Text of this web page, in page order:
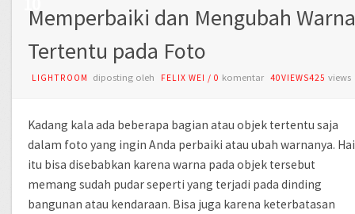
Memperbaiki dan Mengubah Warna
Tertentu pada Foto
LIGHTROOM diposting oleh FELIX WEI / 0 komentar 40VIEWS425 views
Kadang kala ada beberapa bagian atau objek tertentu saja
dalam foto yang ingin Anda perbaiki atau ubah warnanya. Hai
itu bisa disebabkan karena warna pada objek tersebut
memang sudah pudar seperti yang terjadi pada dinding
bangunan atau kendaraan. Bisa juga karena keterbatasan